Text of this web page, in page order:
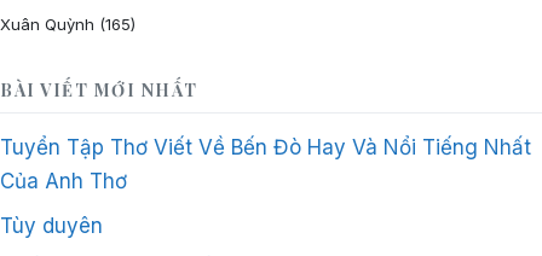
Xuân Quỳnh (165)
BÀI VIẾT MỚI NHẤT
Tuyển Tập Thơ Viết Về Bến Đò Hay Và Nổi Tiếng Nhất
Của Anh Thơ
Tùy duyên